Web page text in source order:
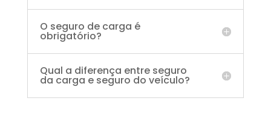
O seguro de carga é
obrigatório?
Qual a diferença entre seguro
da carga e seguro do veículo?